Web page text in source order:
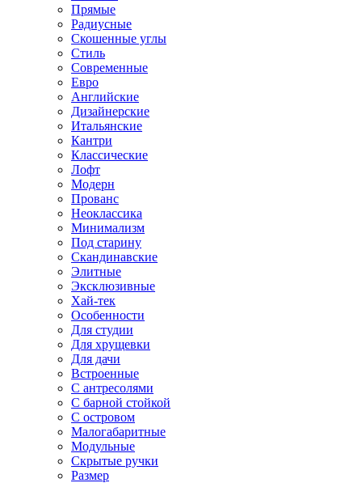
Прямые
Радиусные
Скошенные углы
Стиль
Современные
Евро
Английские
Дизайнерские
Итальянские
Кантри
Классические
Лофт
Модерн
Прованс
Неоклассика
Минимализм
Под старину
Скандинавские
Элитные
Эксклюзивные
Хай-тек
Особенности
Для студии
Для хрущевки
Для дачи
Встроенные
С антресолями
С барной стойкой
С островом
Малогабаритные
Модульные
Скрытые ручки
Размер